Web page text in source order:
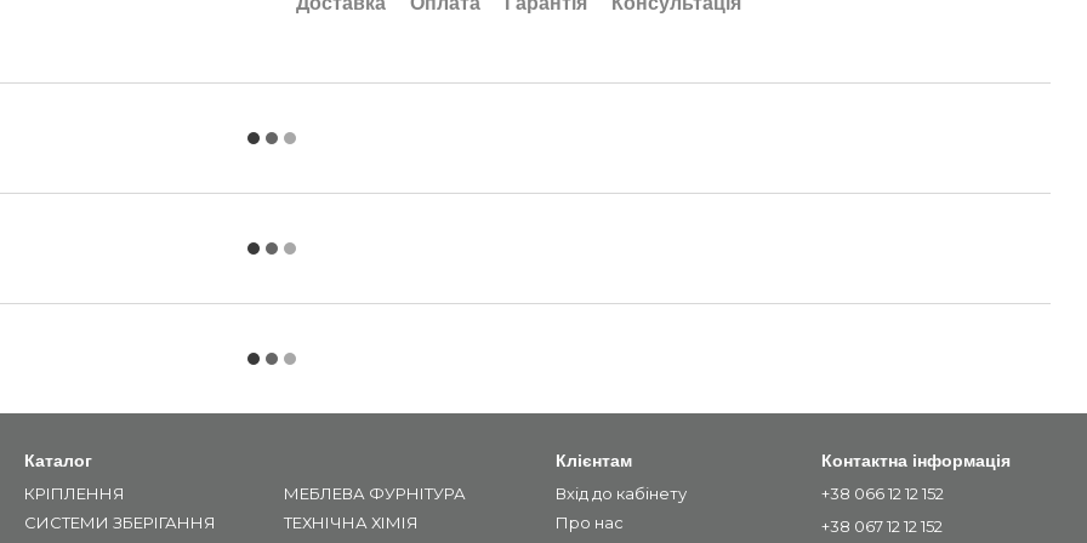
Каталог
КРІПЛЕННЯ
СИСТЕМИ ЗБЕРІГАННЯ
МЕБЛЕВА ФУРНІТУРА
ТЕХНІЧНА ХІМІЯ
Клієнтам
Вхід до кабінету
Про нас
Контактна інформація
+38 066 12 12 152
+38 067 12 12 152